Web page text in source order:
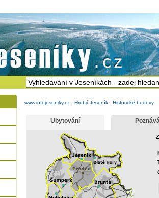
www.infojeseniky.cz - Hrubý Jeseník - Historické budovy
Ubytování